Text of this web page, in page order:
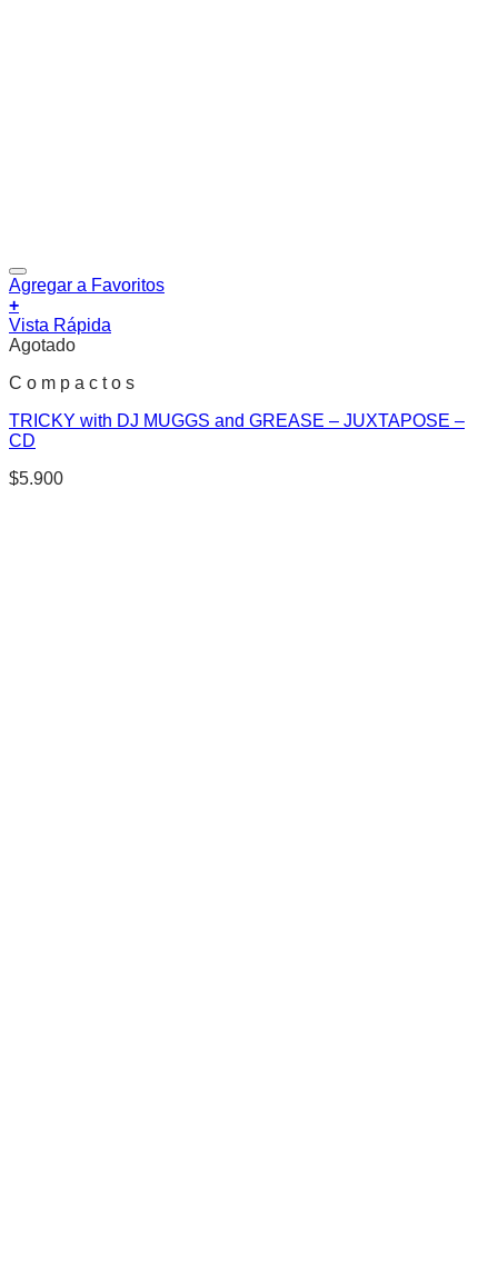
Agregar a Favoritos
+
Vista Rápida
Agotado
C o m p a c t o s
TRICKY with DJ MUGGS and GREASE – JUXTAPOSE –
CD
$5.900